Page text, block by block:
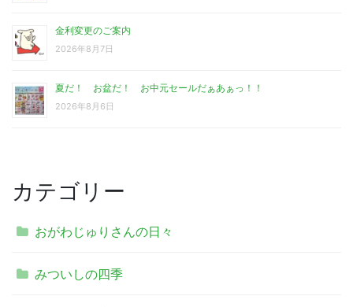
金利変更のご案内
2026年8月7日
夏だ！ お盆だ！ お中元セールだぁあぁっ！！
2026年8月6日
カテゴリー
おがわじゅりさんの日々
みついしの四季